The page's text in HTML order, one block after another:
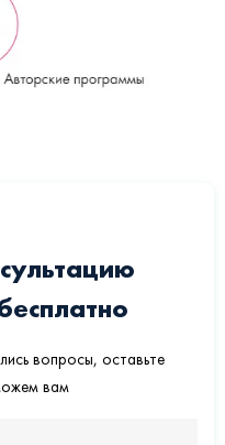
вопросы, оставьте
вам